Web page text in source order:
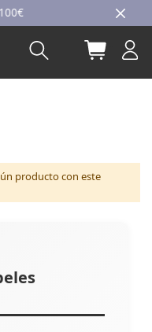
Buscar Mi
producto con este